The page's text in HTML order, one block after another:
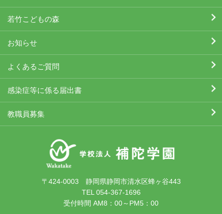
若竹こどもの森
お知らせ
よくあるご質問
感染症等に係る届出書
教職員募集
〒424-0003 静岡県静岡市清水区蜂ヶ谷443
TEL 054-367-1696
受付時間 AM8：00～PM5：00